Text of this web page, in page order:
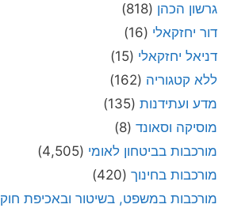
גרשון הכהן (818)
דור יחזקאלי (16)
דניאל יחזקאלי (15)
ללא קטגוריה (162)
מדע ועתידנות (135)
מוסיקה וסאונד (8)
מורכבות בביטחון לאומי (4,505)
מורכבות בחינוך (420)
מורכבות במשפט, בשיטור ובאכיפת חוק